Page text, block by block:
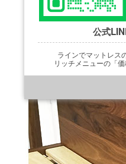
公式
ラインでマットレス
リッチメニューの「
https://